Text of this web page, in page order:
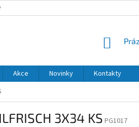
Akce Novinky
Kontakty
3X34 KS PG1017